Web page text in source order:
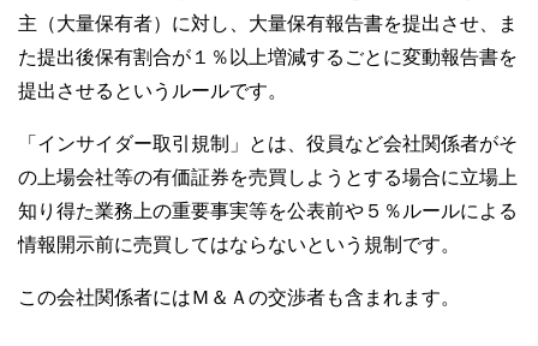
主（大量保有者）に対し、大量保有報告書を提出させ、ま
た提出後保有割合が１％以上増減するごとに変動報告書を
提出させるというルールです。
「インサイダー取引規制」とは、役員など会社関係者がそ
の上場会社等の有価証券を売買しようとする場合に立場上
知り得た業務上の重要事実等を公表前や５％ルールによる
情報開示前に売買してはならないという規制です。
この会社関係者にはＭ＆Ａの交渉者も含まれます。